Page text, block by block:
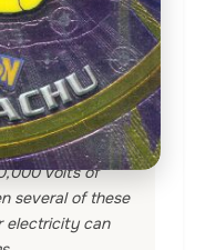
first Pokemon,
on the
and cuddly
threaten its
volts of
several of these
electricity can